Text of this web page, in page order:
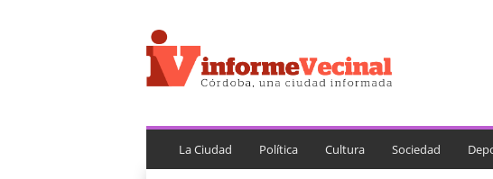
n
f
o
e
e
La Ciudad Política Cultura Sociedad